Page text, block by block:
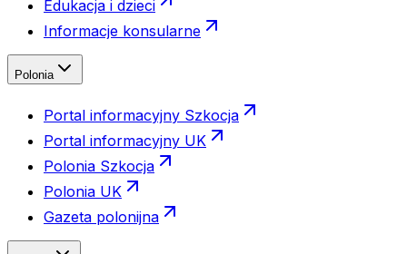
Edukacja i dzieci
Informacje konsularne
Polonia
Portal informacyjny Szkocja
Portal informacyjny UK
Polonia Szkocja
Polonia UK
Gazeta polonijna